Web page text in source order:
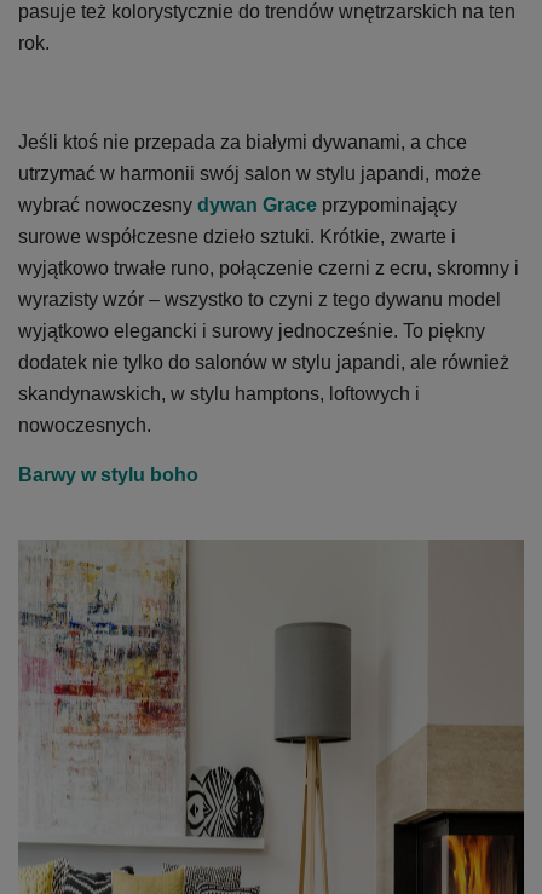
pasuje też kolorystycznie do trendów wnętrzarskich na ten
rok.
Jeśli ktoś nie przepada za białymi dywanami, a chce
utrzymać w harmonii swój salon w stylu japandi, może
wybrać nowoczesny dywan Grace przypominający
surowe współczesne dzieło sztuki. Krótkie, zwarte i
wyjątkowo trwałe runo, połączenie czerni z ecru, skromny i
wyrazisty wzór – wszystko to czyni z tego dywanu model
wyjątkowo elegancki i surowy jednocześnie. To piękny
dodatek nie tylko do salonów w stylu japandi, ale również
skandynawskich, w stylu hamptons, loftowych i
nowoczesnych.
Barwy w stylu boho